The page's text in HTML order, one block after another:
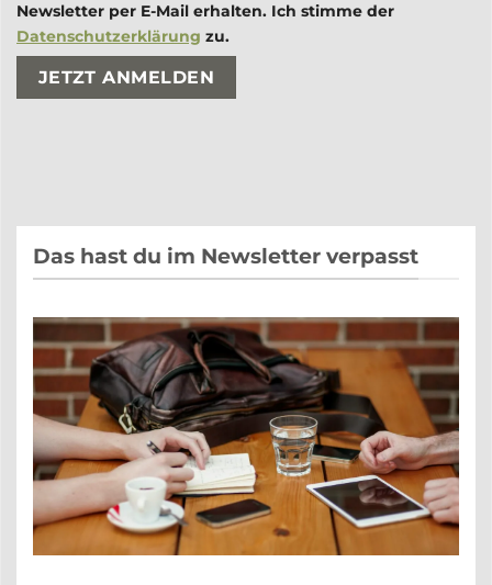
Newsletter per E-Mail erhalten. Ich stimme der
Datenschutzerklärung zu.
Bitte lasse dieses Feld leer.
Bitte lasse dieses Feld leer.
Das hast du im Newsletter verpasst